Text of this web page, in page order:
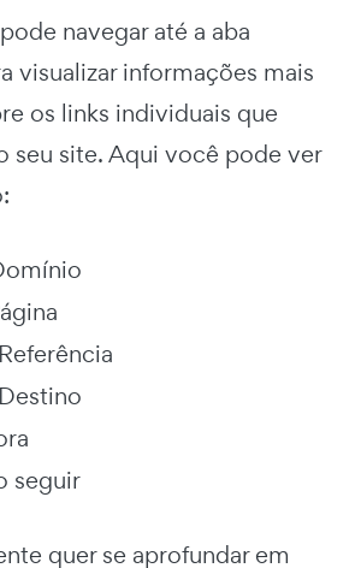
navegar até a aba
visualizar informações mais
os links individuais que
seu site. Aqui você pode ver
seguir
quer se aprofundar em